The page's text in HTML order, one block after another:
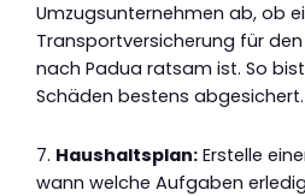
Umzugsunternehmen ab, ob
Transportversicherung für
nach Padua ratsam ist. So
Schäden bestens abgesichert.
7. Haushaltsplan: Erstelle
wann welche Aufgaben